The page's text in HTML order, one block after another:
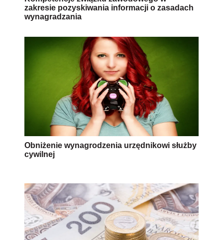
zakresie pozyskiwania informacji o zasadach
wynagradzania
Obniżenie wynagrodzenia urzędnikowi służby
cywilnej